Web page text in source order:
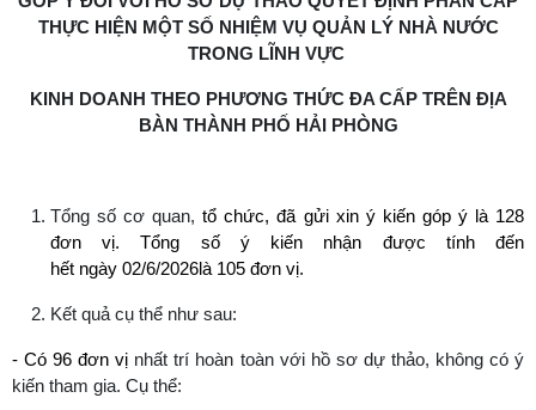
THỰC HIỆN MỘT SỐ NHIỆM VỤ QUẢN LÝ NHÀ NƯỚC
TRONG LĨNH VỰC
KINH DOANH THEO PHƯƠNG THỨC ĐA CẤP TRÊN ĐỊA
BÀN THÀNH PHỐ HẢI PHÒNG
Tổng số cơ quan,tổ chức, đã gửi xin ý kiến góp ý là 128
đơn vị. Tổng số ý kiến nhận được tính đến
hết ngày 02/6/2026là 105 đơn vị.
Kết quả cụ thể như sau:
- Có 96 đơn vị nhất trí hoàn toàn với hồ sơ dự thảo, không có ý
kiến tham gia. Cụ thể: